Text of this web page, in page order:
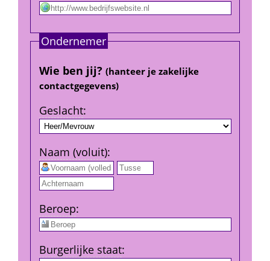
Ondernemer
Wie ben jij? (hanteer je zakelijke
contact­gegevens)
Geslacht:
Naam (voluit):
Beroep:
Burgerlijke staat: